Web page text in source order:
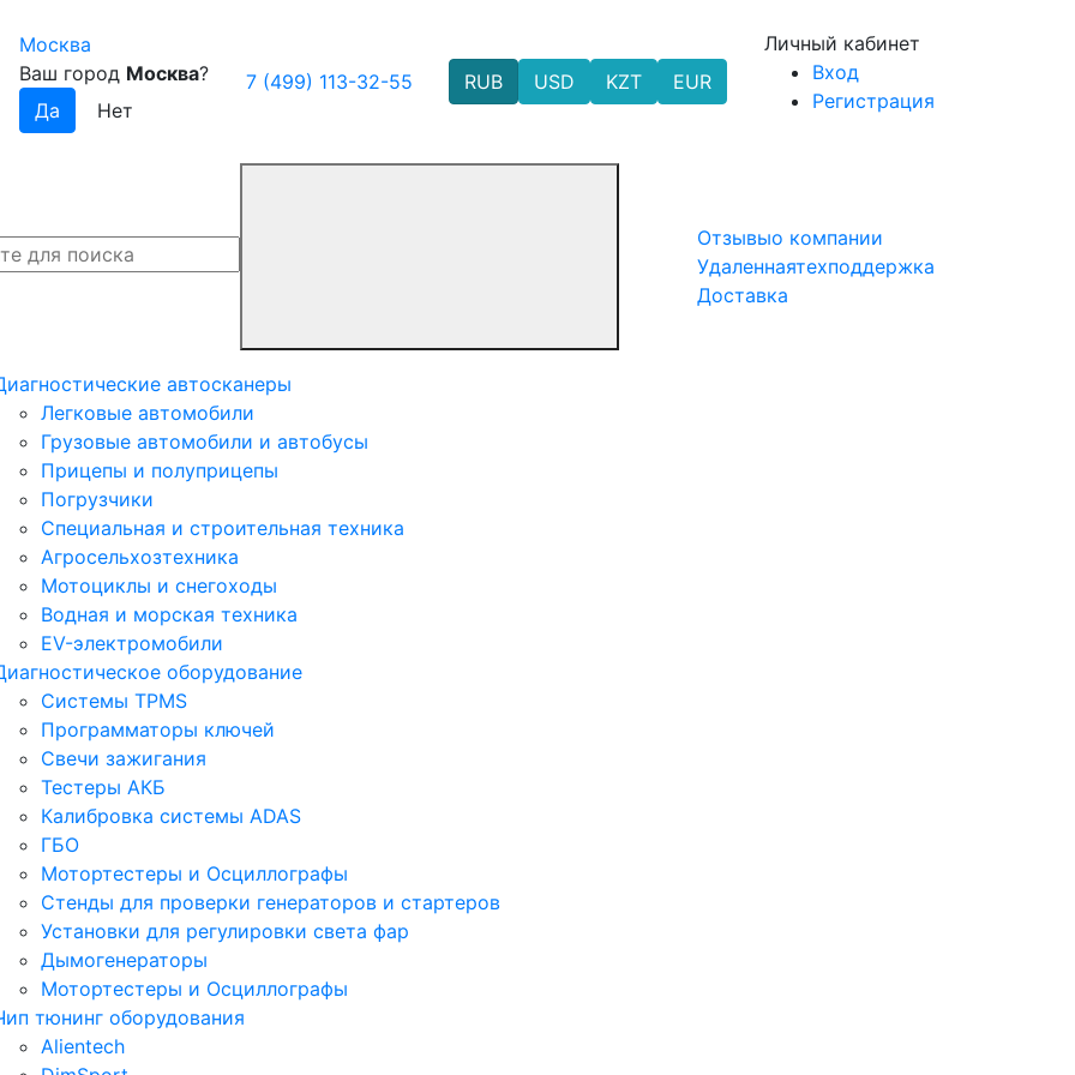
Москва
Ваш город Москва? 7 (499) 113-32-55 RUB USD KZT EUR
Личный кабинет
Вход
Регистрация
Отзывыо компании
Удаленнаятехподдержка
Доставка
автосканеры
Легковые автомобили
Грузовые автомобили и автобусы
Прицепы и полуприцепы
Погрузчики
Специальная и строительная техника
Агросельхозтехника
Мотоциклы и снегоходы
Водная и морская техника
EV-электромобили
оборудование
Системы TPMS
Программаторы ключей
Свечи зажигания
Тестеры АКБ
Калибровка системы ADAS
ГБО
Мотортестеры и Осциллографы
Стенды для проверки генераторов и стартеров
Установки для регулировки света фар
Дымогенераторы
Мотортестеры и Осциллографы
тюнинг оборудования
Alientech